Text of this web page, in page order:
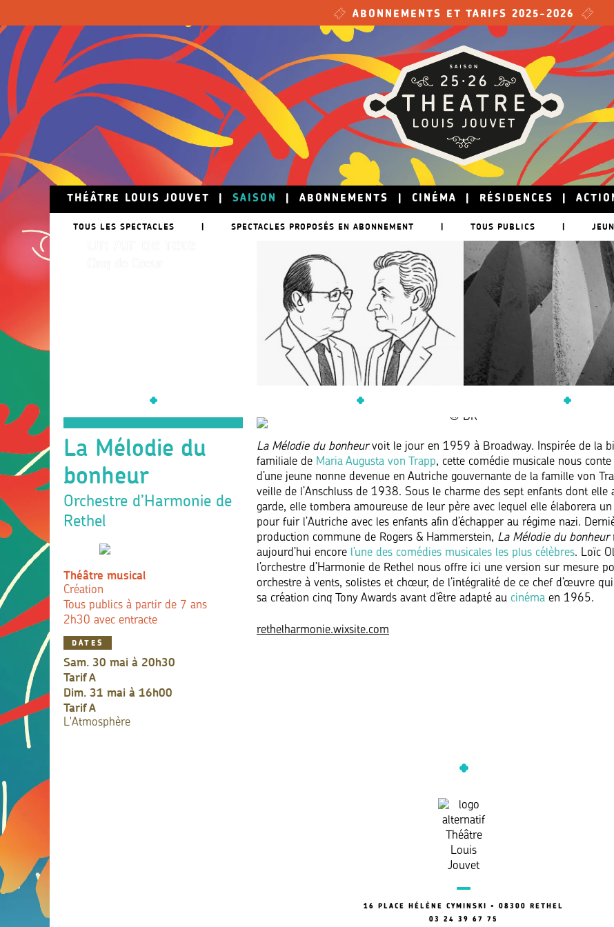
ABONNEMENTS ET TARIFS 2025-2026
THÉÂTRE LOUIS JOUVET SAISON ABONNEMENTS CINÉMA RÉSIDENCES
TOUS LES SPECTACLES | SPECTACLES PROPOSÉS EN ABONNEMENT | TOUS PUBLICS |
24 mai
La Mélodie du
bonheur
Orchestre d’Harmonie de
Rethel
Théâtre musical
Création
Tous publics à partir de 7 ans
2h30 avec entracte
DATES
sam. 30 mai à 20h30
TarifA
dim. 31 mai à 16h00
TarifA
L'Atmosphère
La Mélodie du bonheurvoit le jour en 1959 à Broadway. Inspirée de la
familiale de Maria Augusta von Trapp, cette comédie musicale nous conte
d’une jeune nonne devenue en Autriche gouvernante de la famille von
veille de l’Anschluss de 1938. Sous le charme des sept enfants dont elle
garde, elle tombera amoureuse de leur père avec lequel elle élaborera
pour fuir l’Autriche avec les enfants afin d’échapper au régime nazi.
production commune de Rogers & Hammerstein, La Mélodie du bonheur
aujourd’hui encore l’une des comédies musicales les plus célèbres. Loïc
l’orchestre d’Harmonie de Rethel nous offre ici une version sur mesure
orchestre à vents, solistes et chœur, de l’intégralité de ce chef d’œuvre
sa création cinq Tony Awards avant d’être adapté au cinéma en 1965.
rethelharmonie.wixsite.com
16 PLACE HÉLÈNE CYMINSKI • 08300 RETHEL
03 24 39 67 75